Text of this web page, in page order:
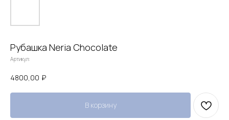
Рубашка Neria Chocolate
Артикул:
4800,00 ₽
В корзину